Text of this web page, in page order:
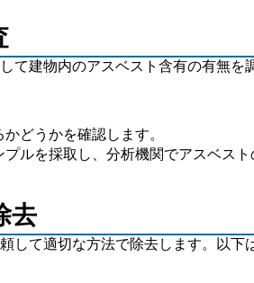
て建物内のアスベスト含有の有無
どうかを確認します。
ルを採取し、分析機関でアスベスト
去
して適切な方法で除去します。以下